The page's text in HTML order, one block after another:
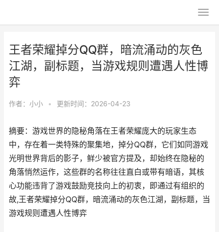
王者荣耀掉分QQ群，暗流涌动的灰色
江湖，副标题，当游戏规则遭遇人性博
弈
作者： 小小 • 更新时间：2026-04-23
摘要：游戏世界的隐秘角落在王者荣耀庞大的玩家生态
中，存在着一类特殊的聚集地，掉分QQ群，它们如同游戏
光明世界背后的影子，鲜少被官方提及，却始终在隐秘的
角落悄然运作，这些群的名称往往直白或带有暗语，其核
心功能违背了游戏鼓励竞技向上的初衷，即通过有组织的
故,王者荣耀掉分QQ群，暗流涌动的灰色江湖，副标题，当
游戏规则遭遇人性博弈